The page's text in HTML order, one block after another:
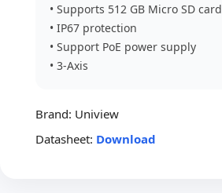
• Supports 512 GB Micro SD card
• IP67 protection
• Support PoE power supply
• 3-Axis
Brand: Uniview
Datasheet: Download